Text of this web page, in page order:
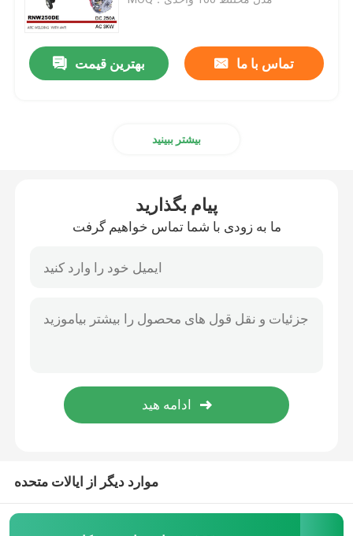
نیروگاه پشتیبان قابل حمل
پمپ های آتش نشانی
بهترین قیمت تماس با ما
بیشتر ببینید
پیام بگذارید
ما به زودی با شما تماس خواهیم گرفت
موارد دیگر از ایالات متحده